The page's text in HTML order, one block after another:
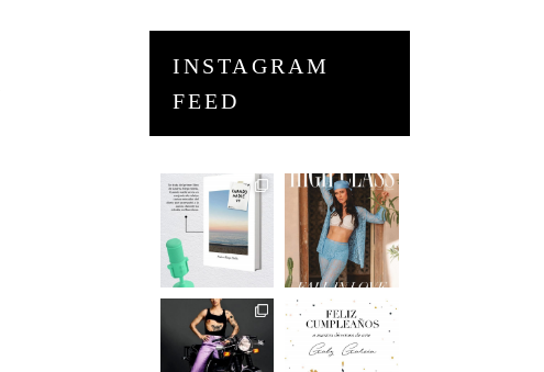
INSTAGRAM
FEED